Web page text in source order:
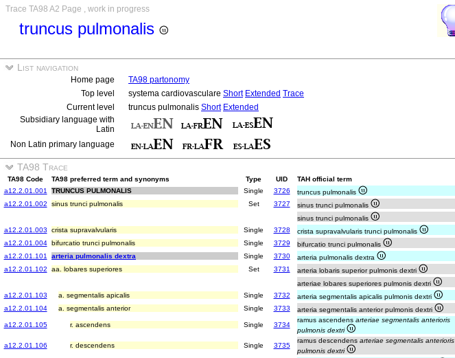
Trace TA98 A2 Page , work in progress
truncus pulmonalis
List navigation
Home page
TA98 partonomy
Top level
systema cardiovasculare Short Extended Trace
Current level
truncus pulmonalis Short Extended
Subsidiary language with
Latin
Non Latin primary language
TA98 Trace
TA98 Code TA98 preferred term and synonyms Type UID
TAH official term
a12.2.01.001
TRUNCUS PULMONALIS Single 3726
truncus pulmonalis
a12.2.01.002
sinus trunci pulmonalis Set 3727
sinus trunci pulmonalis
sinus trunci pulmonalis
a12.2.01.003
crista supravalvularis Single 3728
crista supravalvularis trunci pulmonalis
a12.2.01.004 bifurcatio trunci pulmonalis Single 3729
bifurcatio trunci pulmonalis
a12.2.01.101
arteria pulmonalis dextra Single 3730
arteria pulmonalis dextra
a12.2.01.102
aa. lobares superiores Set 3731
arteria lobaris superior pulmonis dextri
arteriae lobares superiores pulmonis dextri
a12.2.01.103
a. segmentalis apicalis Single 3732
arteria segmentalis apicalis pulmonis dextri
a12.2.01.104
a. segmentalis anterior Single 3733
arteria segmentalis anterior pulmonis dextri
a12.2.01.105
r. ascendens Single 3734
ramus ascendens arteriae segmentalis anterioris
pulmonis dextri
a12.2.01.106
r. descendens Single 3735
ramus descendens arteriae segmentalis anterioris
pulmonis dextri